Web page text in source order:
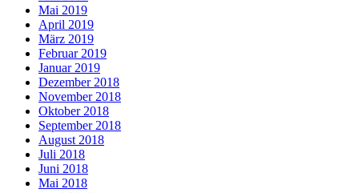
Mai 2019
April 2019
März 2019
Februar 2019
Januar 2019
Dezember 2018
November 2018
Oktober 2018
September 2018
August 2018
Juli 2018
Juni 2018
Mai 2018